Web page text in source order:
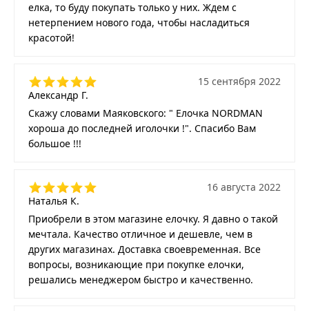
елка, то буду покупать только у них. Ждем с
нетерпением нового года, чтобы насладиться
красотой!
Александр Г.
15 сентября 2022
Скажу словами Маяковского: " Елочка NORDMAN
хороша до последней иголочки !". Спасибо Вам
большое !!!
Наталья К.
16 августа 2022
Приобрели в этом магазине елочку. Я давно о такой
мечтала. Качество отличное и дешевле, чем в
других магазинах. Доставка своевременная. Все
вопросы, возникающие при покупке елочки,
решались менеджером быстро и качественно.